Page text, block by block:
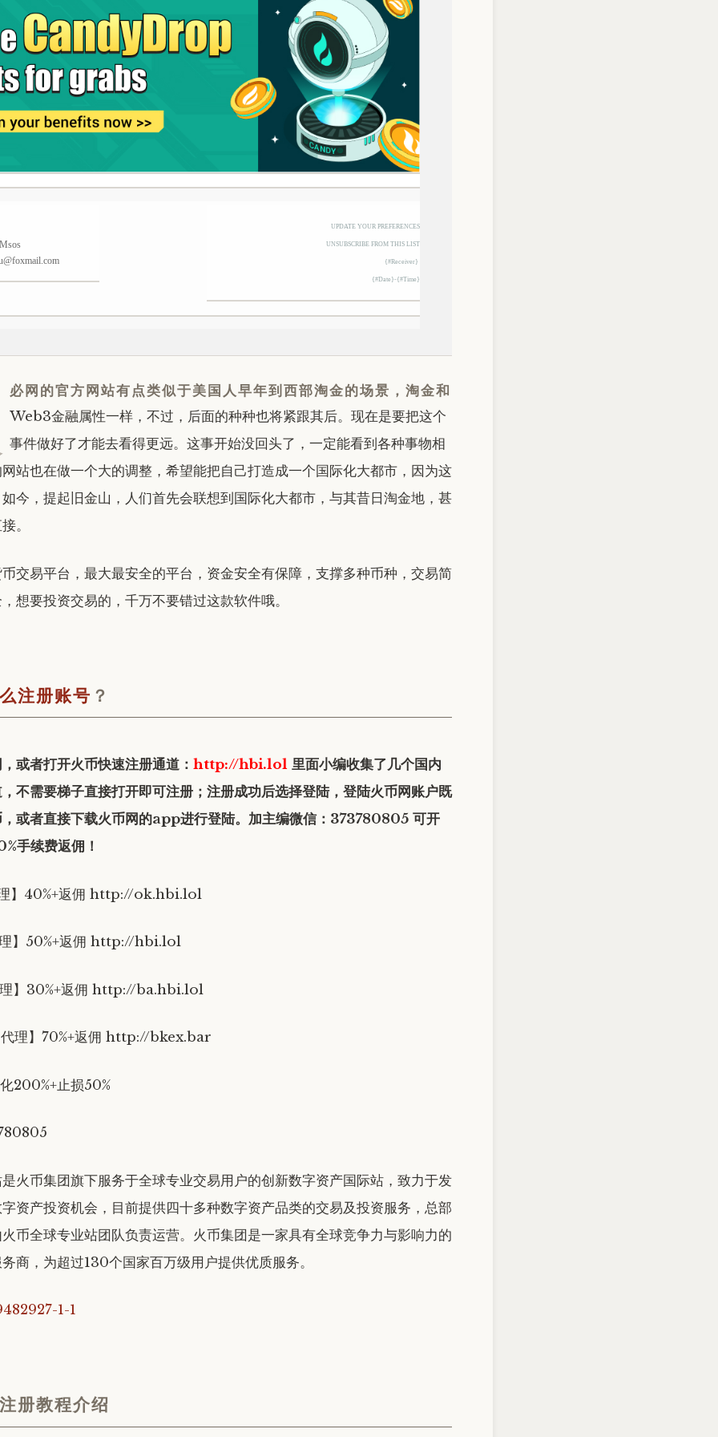
UPDATE YOUR PREFERENCES
UNSUBSCRIBE FROM THIS LIST
{#Receiver}
{#Date}-{#Time}
必网的官方网站有点类似于美国人早年到西部淘金的场景，淘金和
Web3金融属性一样，不过，后面的种种也将紧跟其后。 现在是要把这个
事件做好了才能去看得更远。 这事开始没回头了，一定能看到各种事物相
站也在做一个大的调整，希望能把自己打造成一个国际化大都市，因为这
如今，提起旧金山，人们首先会联想到国际化大都市，与其昔日淘金地，甚
。
交易平台，最大最安全的平台，资金安全有保障，支撑多种币种，交易简
想要投资交易的，千万不要错过这款软件哦。
注册账号 ？
或者打开火币快速注册通道： http://hbi.lol 里面小编收集了几个国内
不需要梯子直接打开即可注册；注册成功后选择登陆，登陆火币网账户既
，或者直接下载火币网的app进行登陆。加主编微信：373780805 可开
手续费返佣！
理】40%+返佣 http://ok.hbi.lol
理】50%+返佣 http://hbi.lol
理】30%+返佣 http://ba.hbi.lol
理】70%+返佣 http://bkex.bar
200%+止损50%
火币集团旗下服务于全球专业交易用户的创新数字资产国际站，致力于发
资产投资机会，目前提供四十多种数字资产品类的交易及投资服务，总部
币全球专业站团队负责运营。火币集团是一家具有全球竞争力与影响力的
商，为超过130个国家百万级用户提供优质服务。
册教程介绍